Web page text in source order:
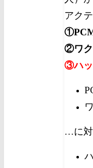
アク
②ワク
③ハッ
…に